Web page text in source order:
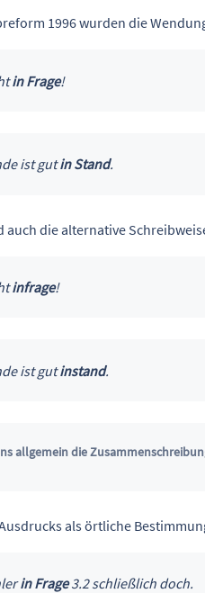
1996 wurden die
in Frage!
ist gutin Stand.
auch die alternative
infrage!
ist gutinstand.
allgemein die
als örtliche
in Frage3.2 schließlich doch.